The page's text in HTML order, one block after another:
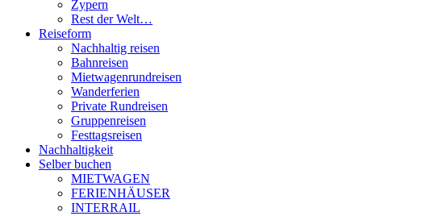
Zypern
Rest der Welt…
Reiseform
Nachhaltig reisen
Bahnreisen
Mietwagenrundreisen
Wanderferien
Private Rundreisen
Gruppenreisen
Festtagsreisen
Nachhaltigkeit
Selber buchen
MIETWAGEN
FERIENHÄUSER
INTERRAIL